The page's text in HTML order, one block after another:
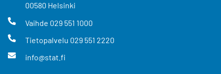
00580 Helsinki
Vaihde 029 551 1000
Tietopalvelu 029 551 2220
info@stat.fi